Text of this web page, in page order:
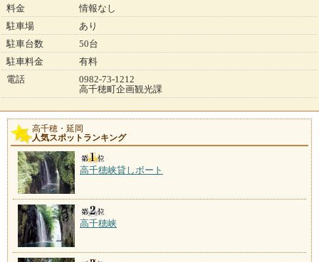
料金
情報なし
駐車場
あり
駐車台数
50台
駐車料金
有料
電話
0982-73-1212
高千穂町企画観光課
高千穂・延岡
人気スポットランキング
高千穂峡貸しボート
高千穂峡